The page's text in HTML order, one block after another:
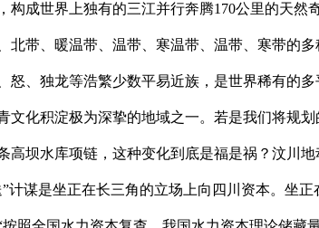
构成世界上独有的三江并行奔腾170公里的天
北带、暖温带、温带、寒温带、温带、寒带的
怒、独龙等浩繁少数平易近族，是世界稀有的
文化积淀极为深挚的地域之一。若是我们将规
高坝水库项链，这种变化到底是福是祸？汶川
计谋是坐正在长三角的立场上向四川资本。坐